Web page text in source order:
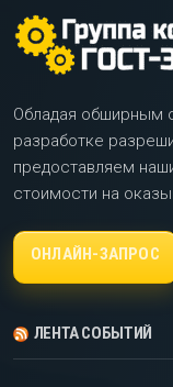
Обладая обширным
разработке
предоставляем
стоимости на
ОНЛАЙН-ЗАПРОС
ЛЕНТА СОБЫТИЙ